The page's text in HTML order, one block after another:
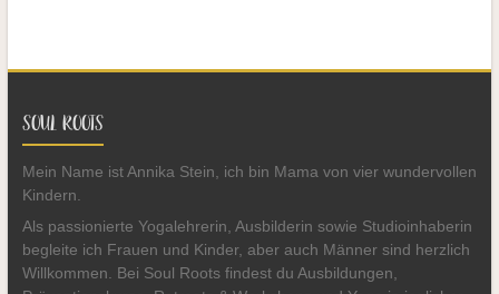
SOUL ROOTS
Mein Name ist Annika Stein, ich bin Mama von vier wundervollen
Kindern.
Als passionierte Yogalehrerin, Ausbilderin sowie Studioinhaberin
begleite ich Frauen und Kinder, aber auch Männer sind herzlich
Willkommen. Bei Soul Roots findest du Ausbildungen,